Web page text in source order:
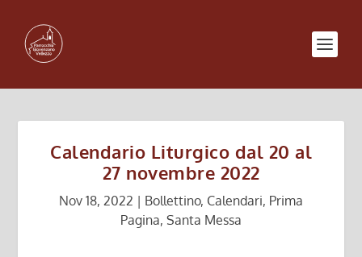
Calendario Liturgico dal 20 al
27 novembre 2022
Nov 18, 2022 | Bollettino, Calendari, Prima
Pagina, Santa Messa